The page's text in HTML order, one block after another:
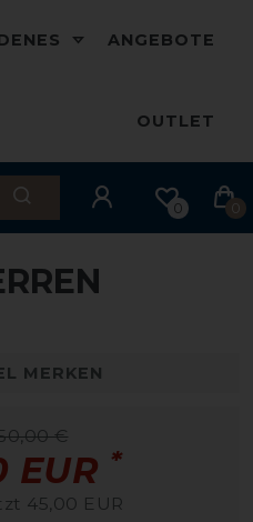
ANGEBOTE
OUTLET
0 0
MERKEN
€
EUR *
45,00 EUR